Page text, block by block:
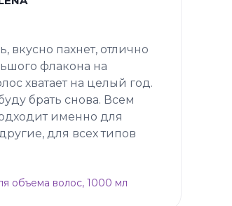
пахнет, отлично
флакона на
хватает на целый год.
брать снова. Всем
именно для
для всех типов
объема волос, 1000 мл